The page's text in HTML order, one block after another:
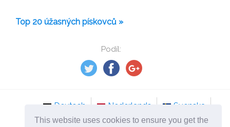
This website uses cookies to ensure you get the
Podíl:
Top 20 úžasných pískovců »
Deutsch Nederlands
Svenska
Norsk
Italiano Français Dansk